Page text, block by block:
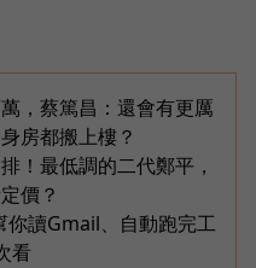
，蔡篤昌：還會有更厲
房都搬上樓？
！最低調的二代鄭平，
價？
讀Gmail、自動跑完工
看